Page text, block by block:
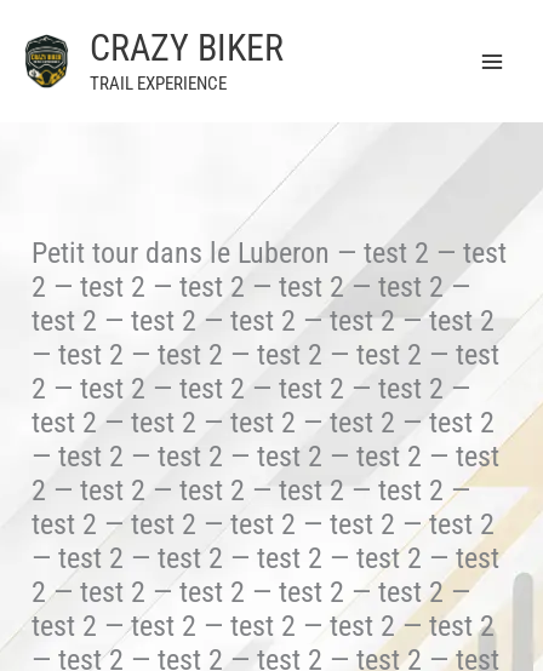
contenu
CRAZY BIKER
TRAIL EXPERIENCE
Petit tour dans le Luberon — test 2 — test
2 — test 2 — test 2 — test 2 — test 2 —
test 2 — test 2 — test 2 — test 2 — test 2
— test 2 — test 2 — test 2 — test 2 — test
2 — test 2 — test 2 — test 2 — test 2 —
test 2 — test 2 — test 2 — test 2 — test 2
— test 2 — test 2 — test 2 — test 2 — test
2 — test 2 — test 2 — test 2 — test 2 —
test 2 — test 2 — test 2 — test 2 — test 2
— test 2 — test 2 — test 2 — test 2 — test
2 — test 2 — test 2 — test 2 — test 2 —
test 2 — test 2 — test 2 — test 2 — test 2
— test 2 — test 2 — test 2 — test 2 — test